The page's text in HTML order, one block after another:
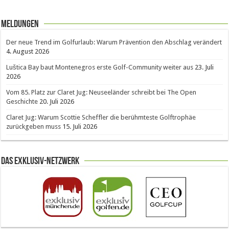
Meldungen
Der neue Trend im Golfurlaub: Warum Prävention den Abschlag verändert
4. August 2026
Luštica Bay baut Montenegros erste Golf-Community weiter aus 23. Juli
2026
Vom 85. Platz zur Claret Jug: Neuseeländer schreibt bei The Open
Geschichte 20. Juli 2026
Claret Jug: Warum Scottie Scheffler die berühmteste Golftrophäe
zurückgeben muss 15. Juli 2026
Das Exklusiv-Netzwerk